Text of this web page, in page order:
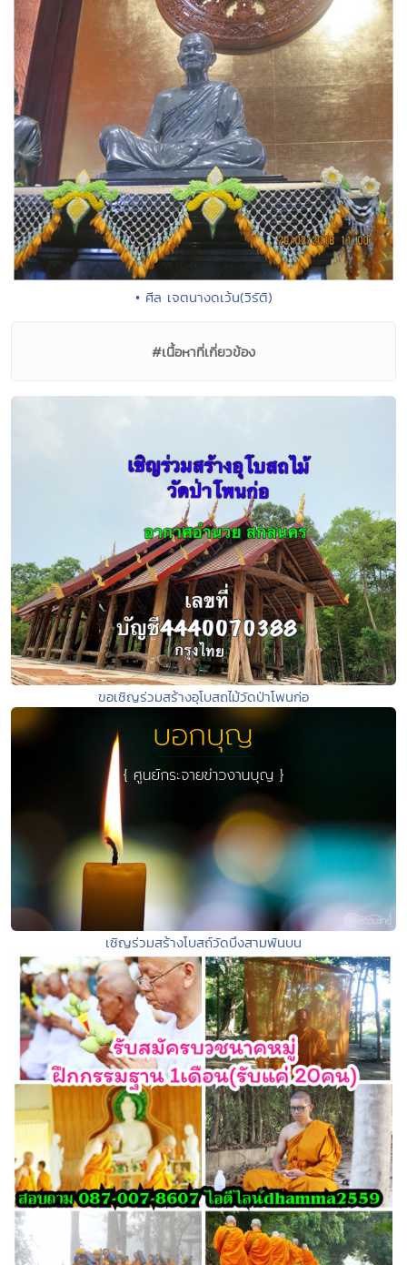
• ศีล เจตนางดเว้น(วิรัติ)
#เนื้อหาที่เกี่ยวข้อง
ขอเชิญร่วมสร้างอุโบสถไม้วัดป่าโพนก่อ
เชิญร่วมสร้างโบสถ์วัดบึงสามพันบน